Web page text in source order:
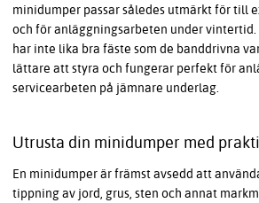
minidumper passar således utmärkt för till
och för anläggningsarbeten under
har inte lika bra fäste som de banddrivna
lättare att styra och fungerar perfekt för
servicearbeten på jämnare underlag.
Utrusta din minidumper med
En minidumper är främst avsedd att
tippning av jord, grus, sten och annat